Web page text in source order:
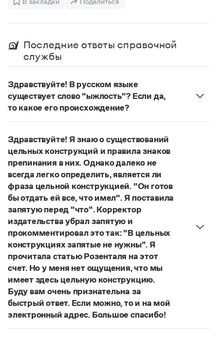
Словари русского языка как государственного
Справочники
Правила русской орфографии и пунктуации
для школьников
Письмовник
Справочник по пунктуации
Азбучные истины
Словарь-справочник непростые слова
Все справочники портала
Журнал
Новости и события
Статьи
Монологи
Интервью
Рекомендуем
Учебник Грамоты
Правила русского языка: от азов до тонкостей
Интерактивные упражнения: от простого к сложному
Управление в русском языке
Словарь методических терминов
Правила русской орфографии и пунктуации
Последние ответы справочной
службы
Здравствуйте! В русском языке
существует слово "ыжлость"? Если да,
то какое его происхождение?
Нет, не существует и не существовало. Это
Страница ответа
Здравствуйте! Я знаю о существований
цельных конструкций и правила знаков
препинания в них. Однако далеко не
всегда легко определить, является ли
фраза цельной конструкцией. "Он готов
бы отдать ей все, что имел". Я поставила
запятую перед "что". Корректор
издательства убрал запятую и
прокомментировал это так: "В цельных
конструкциях запятые не нужны". Я
прочитала статью Розенталя на этот
счет. Но у меня нет ощущения, что мы
имеет здесь цельную конструкцию.
Буду вам очень признательна за
быстрый ответ. Если можно, то и на мой
электронный адрес. Большое спасибо!
Действительно, в данном случае не приходится